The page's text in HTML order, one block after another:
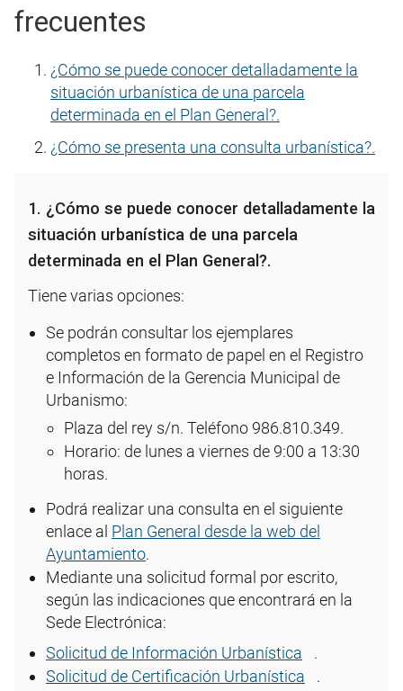
frecuentes
¿Cómo se puede conocer detalladamente la
situación urbanística de una parcela
determinada en el Plan General?.
¿Cómo se presenta una consulta urbanística?.
1. ¿Cómo se puede conocer detalladamente la
situación urbanística de una parcela
determinada en el Plan General?.
Tiene varias opciones:
Se podrán consultar los ejemplares
completos en formato de papel en el Registro
e Información de la Gerencia Municipal de
Urbanismo:
Plaza del rey s/n. Teléfono 986.810.349.
Horario: de lunes a viernes de 9:00 a 13:30
horas.
Podrá realizar una consulta en el siguiente
enlace al Plan General desde la web del
Ayuntamiento.
Mediante una solicitud formal por escrito,
según las indicaciones que encontrará en la
Sede Electrónica:
Solicitud de Información Urbanística
.
Solicitud de Certificación Urbanística
.